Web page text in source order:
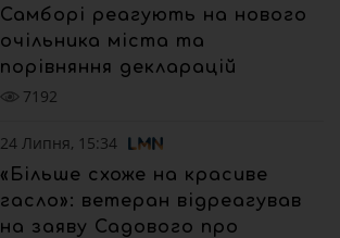
Самборі реагують на нового
очільника міста та
порівняння декларацій
7192
24 Липня, 15:34
«Більше схоже на красиве
гасло»: ветеран відреагував
на заяву Садового про